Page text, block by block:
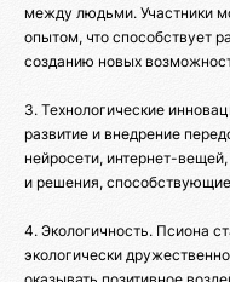
между людьми. Участники
опытом, что способствует
созданию новых
3. Технологические
развитие и внедрение
нейросети, интернет-
и решения,
4. Экологичность. Псиона
экологически